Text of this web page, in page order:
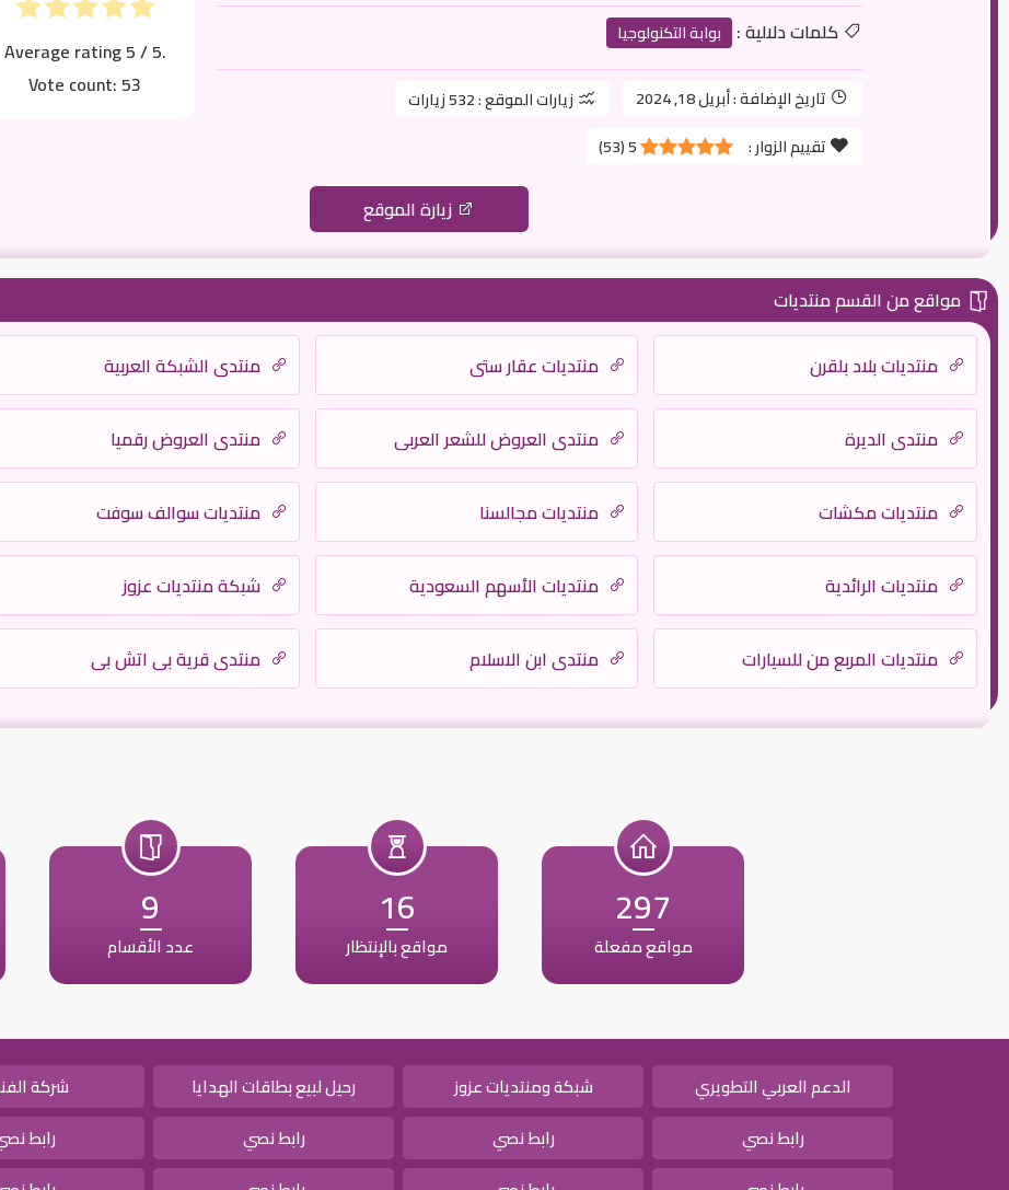
كلمات دلالية :
بوابة التكنولوجيا
تاريخ الإضافة :أبريل 18, 2024 زيارات الموقع :532 زيارات
تقييم الزوار :
5
(
53
)
Average rating5/ 5.
Vote count:53
زيارة الموقع
مواقع من القسم منتديات
منتديات بلاد بلقرن
منتديات عقار ستي منتدى الشبكة العربية
منتدى الديرة منتدي العروض للشعر العربي منتدى العروض رقميا
منتديات مكشات منتديات مجالسنا منتديات سوالف سوفت
منتديات الرائدية منتديات الأسهم السعودية شبكة منتديات عزوز
منتديات المربع من للسيارات منتدي ابن الاسلام منتدى قرية بي اتش بي
297
مواقع مفعلة
16
مواقع بالإنتظار
9
عدد الأقسام
الدعم العربي التطويري شبكة ومنتديات عزوز رحيل لبيع بطاقات الهدايا شركة
رابط نصي
رابط نصي رابط نصي رابط